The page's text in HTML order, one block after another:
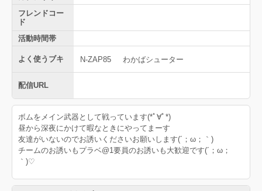
フレンドコー
ド
活動時間帯
よく使うブキ N-ZAP85 わかばシューター
配信URL
ボムをメイン武器として戦っています(*ﾟ∀ﾟ*)
昼から深夜にかけて暇なときにやってまーす
友達がいないのでお誘いくださいお願いします(´；ω；｀)
チームのお誘いもプラベ@1要員のお誘いも大歓迎です(´；ω；
｀)♡